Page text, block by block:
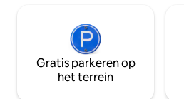
Gratis parkeren op
het terrein